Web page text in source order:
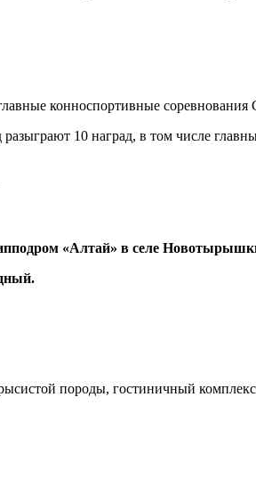
конноспортивные соревнования
10 наград, в том числе
«Алтай» в селе
породы, гостиничный